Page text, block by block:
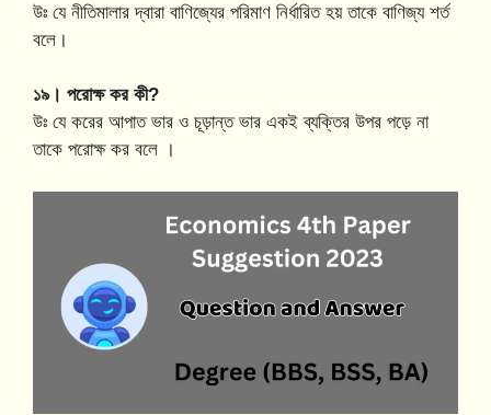
উঃ যে নীতিমালার দ্বারা বাণিজ্যের পরিমাণ নির্ধারিত হয় তাকে বাণিজ্য শর্ত
বলে।
১৯। পরোক্ষ কর কী?
উঃ যে করের আপাত ভার ও চূড়ান্ত ভার একই ব্যক্তির উপর পড়ে না
তাকে পরোক্ষ কর বলে ।